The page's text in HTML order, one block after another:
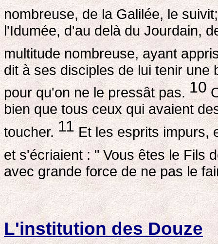
nombreuse, de la Galilée, le
l'Idumée, d'au delà du Jourdain,
multitude nombreuse, ayant
dit à ses disciples de lui tenir une
pour qu'on ne le pressât pas.10
bien que tous ceux qui avaient
toucher.11Et les esprits impurs,
et s'écriaient : " Vous êtes le Fils
avec grande force de ne pas le
L'institution des Douze